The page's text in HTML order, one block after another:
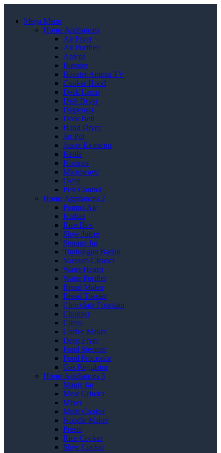
Mega Menu
Home Appliances
Air Fryer
Air Purifier
Antena
Blender
Booster Antena TV
Cooker Hood
Desk Lamp
Dish Dryer
Dispenser
Door Bell
Hand Dryer
Jar Pot
Juicer Extractor
Kettle
Kompor
Microwave
Oven
Pest Control
Home Appliances 2
Pompa Air
Kulkas
Rice Box
Slow Juicer
Storage Jar
Timbangan Badan
Vacuum Cleaner
Water Heater
Water Purifier
Bread Maker
Bread Toaster
Chocolate Fountain
Chopper
Citrus
Coffee Maker
Deep Fryer
Food Steamer
Food Processor
Gas Regulator
Home Appliances 3
Magic Jar
Meat Grinder
Mixer
Multi Cooker
Noodle Maker
Presto
Rice Cooker
Slow Cooker